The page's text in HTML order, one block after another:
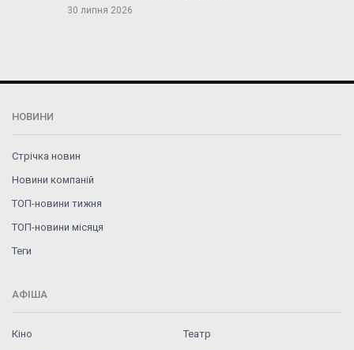
30 липня 2026
НОВИНИ
Стрічка новин
Новини компаній
ТОП-новини тижня
ТОП-новини місяця
Теги
АФІША
Кіно
Театр